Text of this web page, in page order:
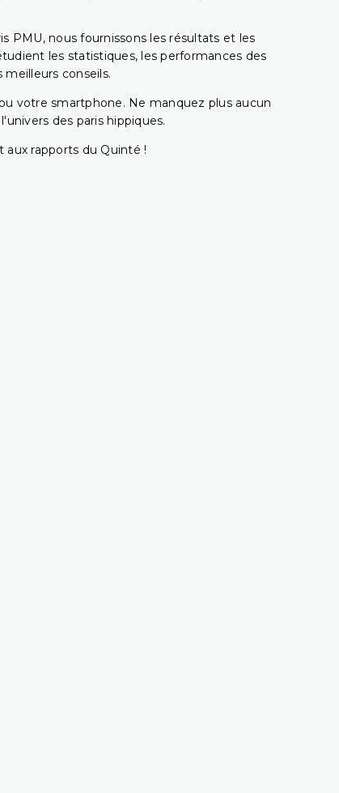
PMU, nous fournissons les résultats et les
les statistiques, les performances des
conseils.
votre smartphone. Ne manquez plus aucun
des paris hippiques.
rapports du Quinté !